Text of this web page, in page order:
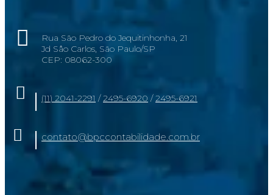
Rua São Pedro do Jequitinhonha, 21
Jd Sâo Carlos, São Paulo/SP
CEP: 08062-300
(11) 2041-2291 /2495-6920 /2495-6921
contato@bpccontabilidade.com.br